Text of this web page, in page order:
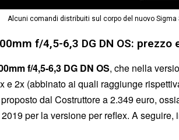
Alcuni comandi distribuiti sul corpo del nuovo Sigma
f/4,5-6,3 DG DN OS: prezzo
f/4,5-6,3 DG DN OS, che nella
e 2x (abbinato ai quali raggiunge
dal Costruttore a 2.349 euro,
per la versione per reflex. A